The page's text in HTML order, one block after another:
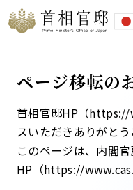
ページ移転の
首相官邸HP（
スいただきありがとう
このページは、内閣
HP（https://